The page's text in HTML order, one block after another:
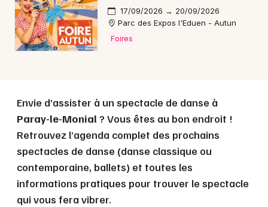
Mon email
17/09/2026 → 20/09/2026
Parc des Expos l'Eduen - Autun
Foires
Envie d’assister à un spectacle de danse à
Paray-le-Monial ? Vous êtes au bon endroit !
Retrouvez l’agenda complet des prochains
spectacles de danse (danse classique ou
contemporaine, ballets) et toutes les
informations pratiques pour trouver le spectacle
qui vous fera vibrer.